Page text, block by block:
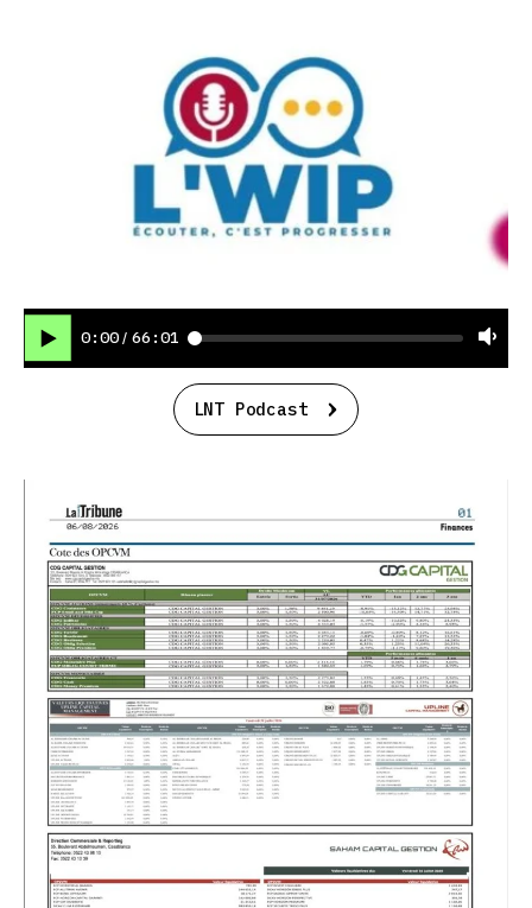
0:00 / 66:01
LNT Podcast